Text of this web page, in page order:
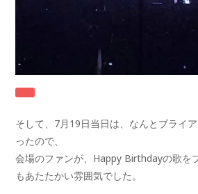
そして、7月19日当日は、なんとブライ
ったので、
会場のファンが、Happy Birthdayの歌を
もあたたかい雰囲気でした。